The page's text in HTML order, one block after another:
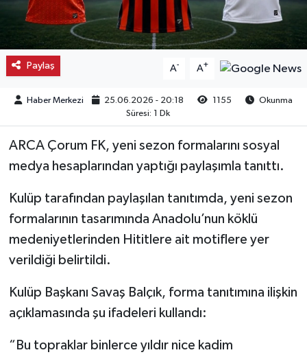
Paylaş A- A+
Haber Merkezi 25.06.2026 - 20:18 1155
Okunma
Süresi: 1 Dk
ARCA Çorum FK, yeni sezon formalarını sosyal
medya hesaplarından yaptığı paylaşımla tanıttı.
Kulüp tarafından paylaşılan tanıtımda, yeni sezon
formalarının tasarımında Anadolu’nun köklü
medeniyetlerinden Hititlere ait motiflere yer
verildiği belirtildi.
Kulüp Başkanı Savaş Balçık, forma tanıtımına ilişkin
açıklamasında şu ifadeleri kullandı:
“Bu topraklar binlerce yıldır nice kadim
Kargı
Laçin
Mecitözü
Oğuzlar
Ortaköy
Osmancık
Sungurlu
Uğurludağ